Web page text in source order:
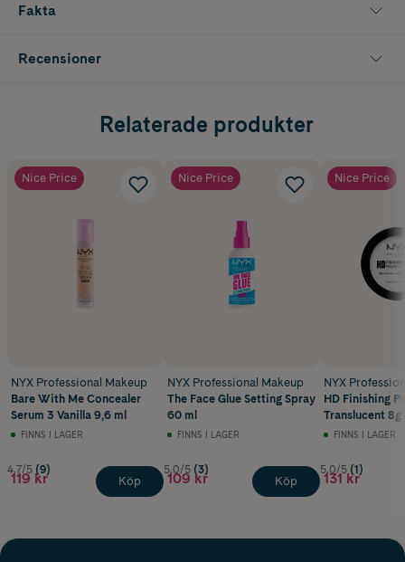
Fakta
Recensioner
Relaterade produkter
Nice Price
NYX Professional Makeup
Bare With Me Concealer
Serum 3 Vanilla 9,6 ml
FINNS I LAGER
4.7/5 (9)
119 kr Köp
Nice Price
NYX Professional Makeup
The Face Glue Setting Spray
60 ml
FINNS I LAGER
5.0/5 (3)
109 kr Köp
Nice Price
NYX
HD Finishing
Translucent 8g
FINNS I LAGER
5.0/5 (1)
131 kr